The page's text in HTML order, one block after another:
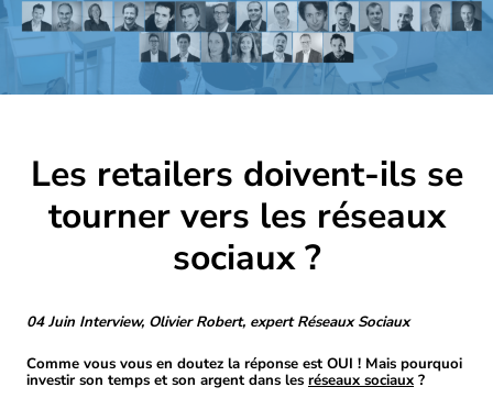
Les retailers doivent-ils se
tourner vers les réseaux
sociaux ?
04 Juin Interview, Olivier Robert, expert Réseaux Sociaux
Comme vous vous en doutez la réponse est OUI ! Mais pourquoi
investir son temps et son argent dans les réseaux sociaux ?